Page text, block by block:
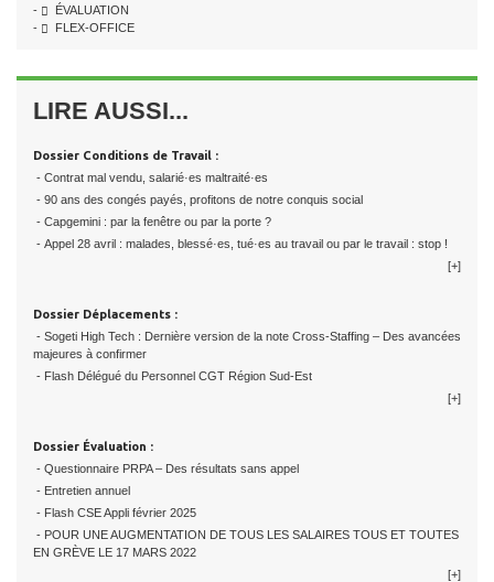
-
ÉVALUATION
-
FLEX-OFFICE
LIRE AUSSI...
Dossier Conditions de Travail :
- Contrat mal vendu, salarié·es maltraité·es
- 90 ans des congés payés, profitons de notre conquis social
- Capgemini : par la fenêtre ou par la porte ?
- Appel 28 avril : malades, blessé·es, tué·es au travail ou par le travail : stop !
[+]
Dossier Déplacements :
- Sogeti High Tech : Dernière version de la note Cross-Staffing – Des avancées
majeures à confirmer
- Flash Délégué du Personnel CGT Région Sud-Est
[+]
Dossier Évaluation :
- Questionnaire PRPA – Des résultats sans appel
- Entretien annuel
- Flash CSE Appli février 2025
- POUR UNE AUGMENTATION DE TOUS LES SALAIRES TOUS ET TOUTES
EN GRÈVE LE 17 MARS 2022
[+]